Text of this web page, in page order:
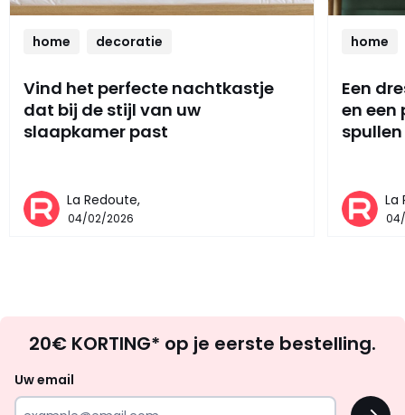
home decoratie
Vind het perfecte nachtkastje
dat bij de stijl van uw
slaapkamer past
La Redoute,
04/02/2026
home
Een
en een
spullen
La
zoek
inspiratie
20€ KORTING* op je eerste bestelling.
Uw email
OK